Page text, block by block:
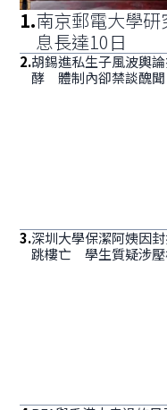
1.南京郵電大學
息長達10日
2.胡錫進私生子風波輿
酵 體制內卻禁談醜聞
3.深圳大學保潔阿姨因
跳樓亡 學生質疑涉